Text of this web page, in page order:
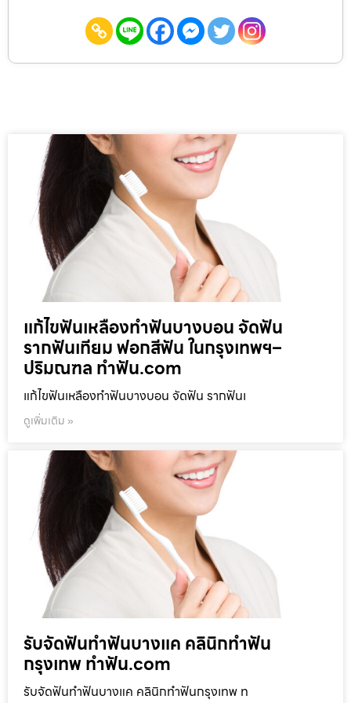
แก้ไขฟันเหลืองทำฟันบางบอน จัดฟัน
รากฟันเทียม ฟอกสีฟัน ในกรุงเทพฯ–
ปริมณฑล ทำฟัน.com
แก้ไขฟันเหลืองทำฟันบางบอน จัดฟัน รากฟันเ
ดูเพิ่มเติม »
รับจัดฟันทำฟันบางแค คลินิกทำฟัน
กรุงเทพ ทำฟัน.com
รับจัดฟันทำฟันบางแค คลินิกทำฟันกรุงเทพ ท